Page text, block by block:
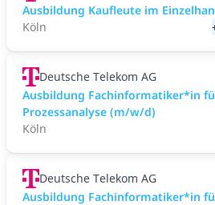
Ausbildung Kaufleute im
Köln
Deutsche Telekom AG
Ausbildung Fachinformatiker*in
Prozessanalyse (m/w/d)
Köln
Deutsche Telekom AG
Ausbildung Fachinformatiker*in